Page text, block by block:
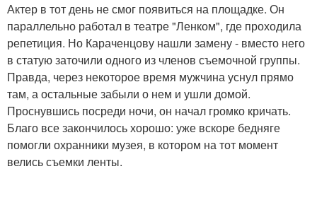
Актер в тот день не смог появиться на площадке. Он
параллельно работал в театре "Ленком", где проходила
репетиция. Но Караченцову нашли замену - вместо него
в статую заточили одного из членов съемочной группы.
Правда, через некоторое время мужчина уснул прямо
там, а остальные забыли о нем и ушли домой.
Проснувшись посреди ночи, он начал громко кричать.
Благо все закончилось хорошо: уже вскоре бедняге
помогли охранники музея, в котором на тот момент
велись съемки ленты.